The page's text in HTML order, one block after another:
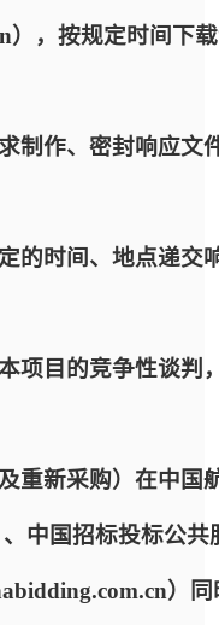
），按规定时间下
制作、密封响应文
的时间、地点递交
项目的竞争性谈判
重新采购）在中国
中国招标投标公
）